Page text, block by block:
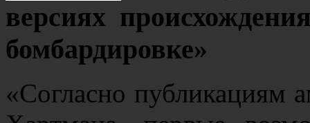
версиях
бомбардировке»
«Согласно публикациям